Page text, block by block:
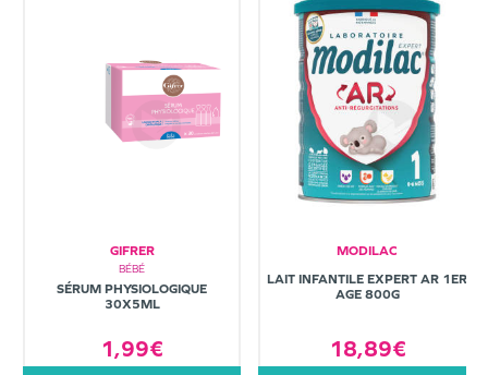
GIFRER
BÉBÉ
SÉRUM PHYSIOLOGIQUE
30X5ML
1,99€
MODILAC
LAIT INFANTILE EXPERT AR 1ER
AGE 800G
18,89€